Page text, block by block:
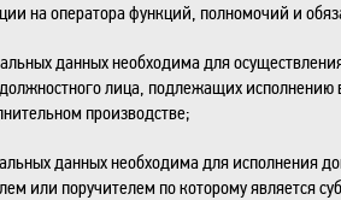
на оператора функций, полномочий и
данных необходима для
лица, подлежащих исполнению
производстве;
данных необходима для исполнения
или поручителем по которому является